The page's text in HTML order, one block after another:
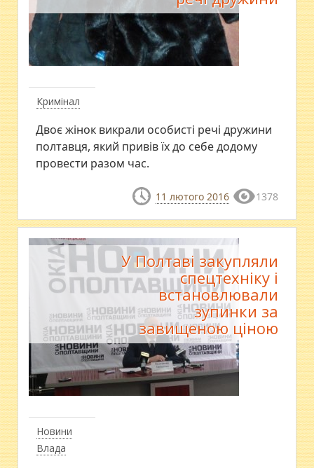
Кримінал
Двоє жінок викрали особисті речі дружини
полтавця, який привів їх до себе додому
провести разом час.
11 лютого 2016 1378
Новини
Влада
У Полтаві закупляли
спецтехніку і
встановлювали
зупинки за
завищеною ціною